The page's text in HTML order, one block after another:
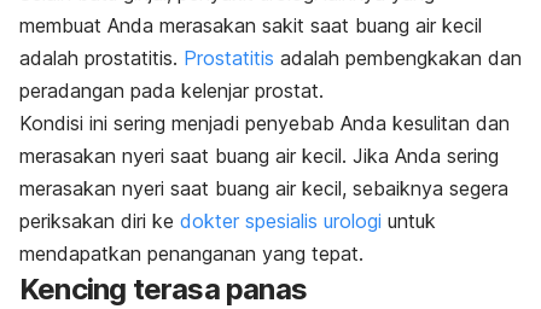
membuat Anda merasakan sakit saat buang air kecil
adalah prostatitis. Prostatitis adalah pembengkakan dan
peradangan pada kelenjar prostat.
Kondisi ini sering menjadi penyebab Anda kesulitan dan
merasakan nyeri saat buang air kecil. Jika Anda sering
merasakan nyeri saat buang air kecil, sebaiknya segera
periksakan diri ke dokter spesialis urologi untuk
mendapatkan penanganan yang tepat.
Kencing terasa panas